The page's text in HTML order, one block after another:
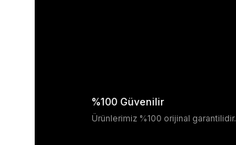
%100 Güvenilir
Ürünlerimiz %100 orijinal garantilidir.